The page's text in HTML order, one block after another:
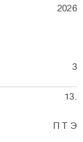
2026
3
13.
П Т Э